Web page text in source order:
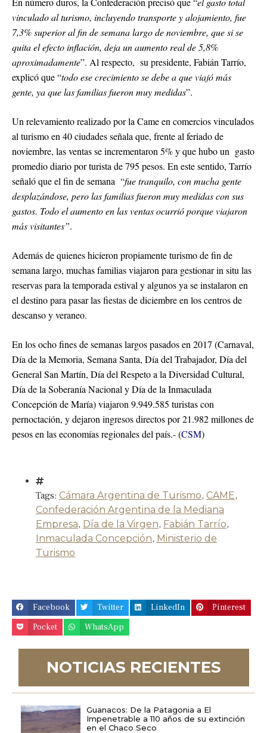
vinculado al turismo, incluyendo transporte y alojamiento, fue
7,3% superior al fin de semana largo de noviembre, que si se
quita el efecto inflación, deja un aumento real de 5,8%
aproximadamente”. Al respecto, su presidente, Fabián Tarrío,
explicó que “todo ese crecimiento se debe a que viajó más
gente, ya que las familias fueron muy medidas”.
Un relevamiento realizado por la Came en comercios vinculados
al turismo en 40 ciudades señala que, frente al feriado de
noviembre, las ventas se incrementaron 5% y que hubo un gasto
promedio diario por turista de 795 pesos. En este sentido, Tarrío
señaló que el fin de semana “fue tranquilo, con mucha gente
desplazándose, pero las familias fueron muy medidas con sus
gastos. Todo el aumento en las ventas ocurrió porque viajaron
más visitantes”.
Además de quienes hicieron propiamente turismo de fin de
semana largo, muchas familias viajaron para gestionar in situ las
reservas para la temporada estival y algunos ya se instalaron en
el destino para pasar las fiestas de diciembre en los centros de
descanso y veraneo.
En los ocho fines de semanas largos pasados en 2017 (Carnaval,
Día de la Memoria, Semana Santa, Día del Trabajador, Día del
General San Martín, Día del Respeto a la Diversidad Cultural,
Día de la Soberanía Nacional y Día de la Inmaculada
Concepción de María) viajaron 9.949.585 turistas con
pernoctación, y dejaron ingresos directos por 21.982 millones de
pesos en las economías regionales del país.- (CSM)
Tags: Cámara Argentina de Turismo, CAME,
Confederación Argentina de la Mediana
Empresa, Día de la Virgen, Fabián Tarrío,
Inmaculada Concepción, Ministerio de
Turismo
Facebook Twitter LinkedIn
Pinterest
Pocket
WhatsApp
NOTICIAS RECIENTES
Guanacos: De la Patagonia a El
Impenetrable a 110 años de su extinción
en el Chaco Seco